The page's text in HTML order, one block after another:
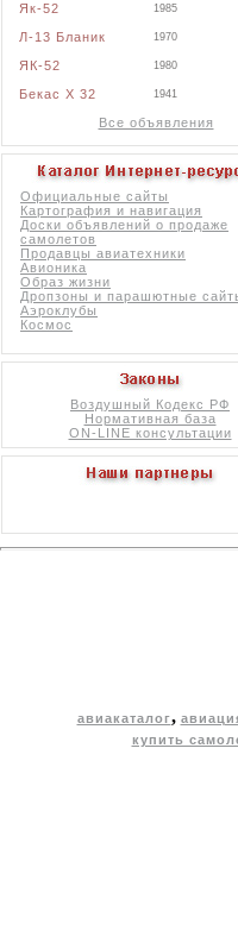
Як-52 1985
Л-13 Бланик 1970
ЯК-52 1980
Бекас X 32 1941
Все объявления
Официальные сайты
Картография и навигация
Доски объявлений о продаже
самолетов
Продавцы авиатехники
Авионика
Образ жизни
Дропзоны и парашютные
Аэроклубы
Космос
Воздушный Кодекс РФ
Нормативная база
ON-LINE консультации
авиакаталог,
купить